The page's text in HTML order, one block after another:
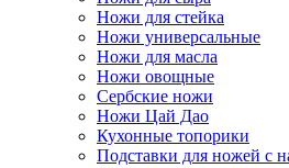
Ножи для стейка
Ножи универсальные
Ножи для масла
Ножи овощные
Сербские ножи
Ножи Цай Дао
Кухонные топорики
Подставки для ножей с